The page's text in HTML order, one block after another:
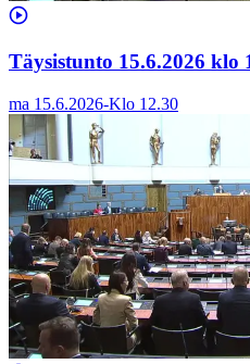
Täysistunto 15.6.2026 klo
ma 15.6.2026-Klo 12.30